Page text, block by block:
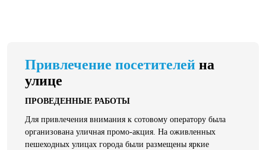
Привлечение посетителей на
улице
ПРОВЕДЕННЫЕ РАБОТЫ
Для привлечения внимания к сотовому оператору была
организована уличная промо-акция. На оживленных
пешеходных улицах города были размещены яркие